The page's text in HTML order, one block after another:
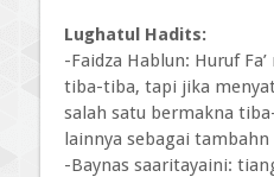
Lughatul Hadits:
-Faidza Hablun: Huruf
tiba-tiba, tapi jika
salah satu bermakna
lainnya sebagai tambahn
-Baynas saaritayaini: